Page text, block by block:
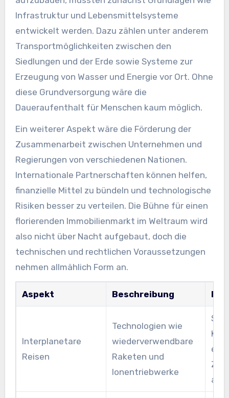
Infrastruktur und Lebensmittelsysteme
entwickelt werden. Dazu zählen unter anderem
Transportmöglichkeiten zwischen den
Siedlungen und der Erde sowie Systeme zur
Erzeugung von Wasser und Energie vor Ort. Ohne
diese Grundversorgung wäre die
Daueraufenthalt für Menschen kaum möglich.
Ein weiterer Aspekt wäre die Förderung der
Zusammenarbeit zwischen Unternehmen und
Regierungen von verschiedenen Nationen.
Internationale Partnerschaften können helfen,
finanzielle Mittel zu bündeln und technologische
Risiken besser zu verteilen. Die Bühne für einen
florierenden Immobilienmarkt im Weltraum wird
also nicht über Nacht aufgebaut, doch die
technischen und rechtlichen Voraussetzungen
nehmen allmählich Form an.
Aspekt Beschreibung
Interplanetare
Reisen
Technologien wie
wiederverwendbare
Raketen und
Ionentriebwerke